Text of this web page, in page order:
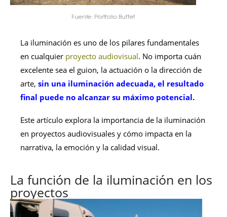
Fuente: Portfolio Buffet
La iluminación es uno de los pilares fundamentales
en cualquier proyecto audiovisual. No importa cuán
excelente sea el guion, la actuación o la dirección de
arte, sin una iluminación adecuada, el resultado
final puede no alcanzar su máximo potencial.
Este artículo explora la importancia de la iluminación
en proyectos audiovisuales y cómo impacta en la
narrativa, la emoción y la calidad visual.
La función de la iluminación en los
proyectos